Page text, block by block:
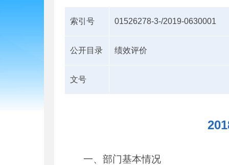
索引号 01526278-3-/2019-0630001
公开目录 绩效评价
文号
一、部门基本情况